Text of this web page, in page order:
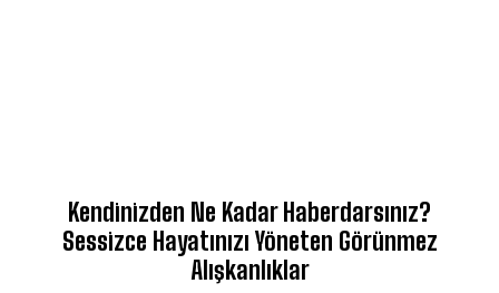
Kendinizden Ne Kadar Haberdarsınız?
Sessizce Hayatınızı Yöneten Görünmez
Alışkanlıklar